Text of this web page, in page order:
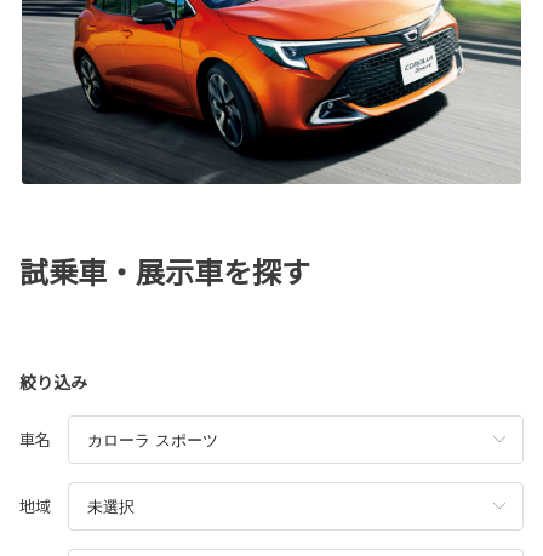
試乗車・展示車を探す
絞り込み
車名
地域